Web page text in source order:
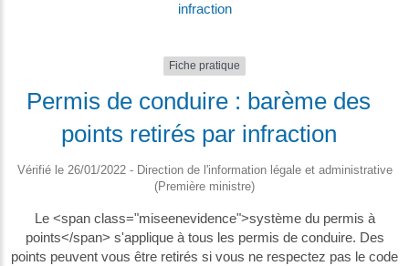
infraction
Fiche pratique
Permis de conduire : barème des
points retirés par infraction
Vérifié le 26/01/2022 - Direction de l'information légale et administrative
(Première ministre)
Le <span class="miseenevidence">système du permis à
points</span> s'applique à tous les permis de conduire. Des
points peuvent vous être retirés si vous ne respectez pas le code